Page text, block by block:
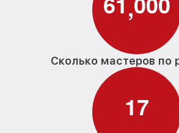
,
Сколько мастеров по
17